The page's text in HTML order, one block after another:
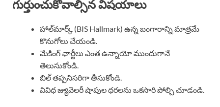
గుర్తుంచుకోవాల్సిన విషయాలు
హాల్‌మార్క్ (BIS Hallmark) ఉన్న బంగారాన్ని మాత్రమే
కొనుగోలు చేయండి.
మేకింగ్ ఛార్జీలు ఎంత ఉన్నాయో ముందుగానే
తెలుసుకోండి.
బిల్ తప్పనిసరిగా తీసుకోండి.
వివిధ జ్యువెలరీ షాపుల ధరలను ఒకసారి పోల్చి చూడండి.